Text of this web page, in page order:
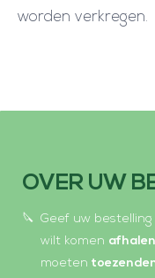
worden verkregen.
OVER UW
Geef uw bestelling
wilt komen afhalen
moeten